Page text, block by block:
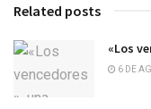
Related posts
«Los
6 DE